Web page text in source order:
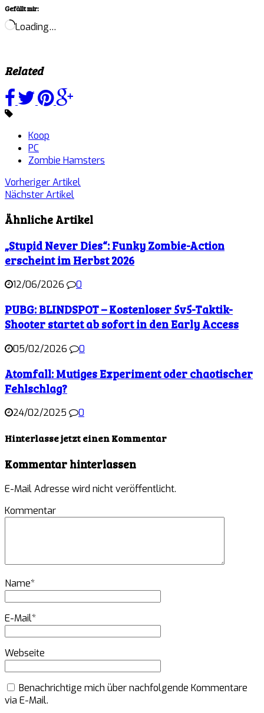
Gefällt mir:
Loading…
Related
Koop
PC
Zombie Hamsters
Vorheriger Artikel
Nächster Artikel
Ähnliche Artikel
„Stupid Never Dies“: Funky Zombie-Action
erscheint im Herbst 2026
12/06/2026 0
PUBG: BLINDSPOT – Kostenloser 5v5-Taktik-
Shooter startet ab sofort in den Early Access
05/02/2026 0
Atomfall: Mutiges Experiment oder chaotischer
Fehlschlag?
24/02/2025 0
Hinterlasse jetzt einen Kommentar
Kommentar hinterlassen
E-Mail Adresse wird nicht veröffentlicht.
Kommentar
Name*
E-Mail*
Webseite
Benachrichtige mich über nachfolgende Kommentare
via E-Mail.